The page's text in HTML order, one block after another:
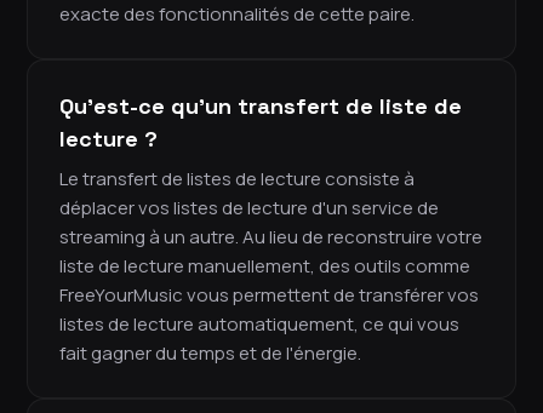
exacte des fonctionnalités de cette paire.
Qu'est-ce qu'un transfert de liste de
lecture ?
Le transfert de listes de lecture consiste à
déplacer vos listes de lecture d'un service de
streaming à un autre. Au lieu de reconstruire votre
liste de lecture manuellement, des outils comme
FreeYourMusic vous permettent de transférer vos
listes de lecture automatiquement, ce qui vous
fait gagner du temps et de l'énergie.